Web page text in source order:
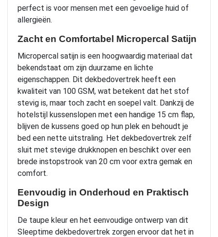
perfect is voor mensen met een gevoelige huid of
allergieën.
Zacht en Comfortabel Micropercal Satijn
Micropercal satijn is een hoogwaardig materiaal dat
bekendstaat om zijn duurzame en lichte
eigenschappen. Dit dekbedovertrek heeft een
kwaliteit van 100 GSM, wat betekent dat het stof
stevig is, maar toch zacht en soepel valt. Dankzij de
hotelstijl kussenslopen met een handige 15 cm flap,
blijven de kussens goed op hun plek en behoudt je
bed een nette uitstraling. Het dekbedovertrek zelf
sluit met stevige drukknopen en beschikt over een
brede instopstrook van 20 cm voor extra gemak en
comfort.
Eenvoudig in Onderhoud en Praktisch
Design
De taupe kleur en het eenvoudige ontwerp van dit
Sleeptime dekbedovertrek zorgen ervoor dat het in